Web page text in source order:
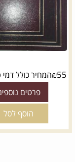
₪55 המחיר כולל דמי
פרטים
הוסף לסל